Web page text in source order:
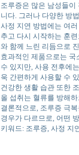
조루증은 많은 남성들
니다. 그러나 다양한 방
사정 지연 방법에는 여
추고 다시 시작하는 훈
와 함께 느린 리듬으로
효과적인 제품으로는
수 있지만, 사용 전후에
욱 간편하게 사용할 수
건강한 생활 습관 또한
올 섭취는 혈류를 방해
결론적으로, 조루증 극
경우가 다르므로, 어떤
키워드: 조루증, 사정 지